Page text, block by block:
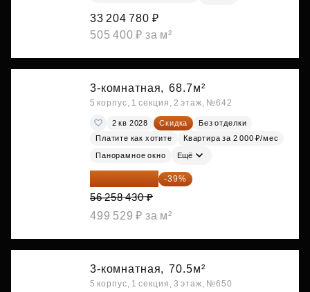
33 204 780 ₽
505 400 ₽ за м²
3-комнатная, 68.7м²
5 корпус, 1 секция, 2 этаж, №642
2 кв 2028 Скидка
Без отделки
Платите как хотите
Квартира за 2 000 ₽/мес
Панорамное окно Ещё
34 317 642 ₽ -39%
56 258 430 ₽
499 529 ₽ за м²
3-комнатная, 70.5м²
5 корпус, 1 секция, 3 этаж, №650